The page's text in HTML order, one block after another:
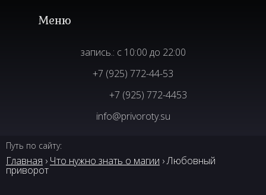
запись.: с 10:00 до 22:00
+7 (925) 772-44-53
+7 (925) 772-4453
info@privoroty.su
Путь по сайту:
Главная › Что нужно знать о магии › Любовный
приворот